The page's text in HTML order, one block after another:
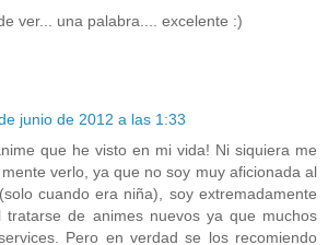
ver... una palabra.... excelente :)
junio de 2012 a las 1:33
que he visto en mi vida! Ni siquiera me
verlo, ya que no soy muy aficionada al
cuando era niña), soy extremadamente
tratarse de animes nuevos ya que muchos
Pero en verdad se los recomiendo